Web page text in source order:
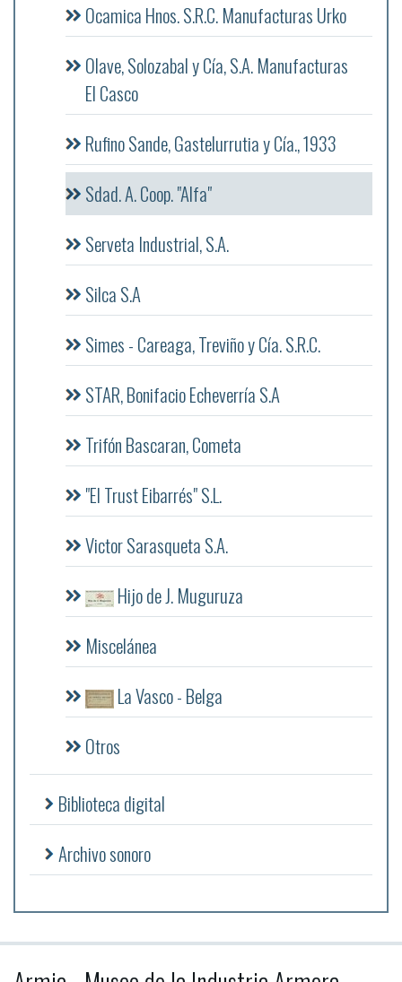
Ocamica Hnos. S.R.C. Manufacturas Urko
Olave, Solozabal y Cía, S.A. Manufacturas
El Casco
Rufino Sande, Gastelurrutia y Cía., 1933
Sdad. A. Coop. "Alfa"
Serveta Industrial, S.A.
Silca S.A
Simes - Careaga, Treviño y Cía. S.R.C.
STAR, Bonifacio Echeverría S.A
Trifón Bascaran, Cometa
"El Trust Eibarrés" S.L.
Victor Sarasqueta S.A.
Hijo de J. Muguruza
Miscelánea
La Vasco - Belga
Otros
Biblioteca digital
Archivo sonoro